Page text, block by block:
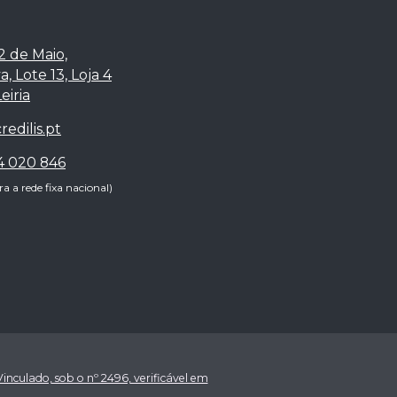
de Maio,
Lote 13, Loja 4
020 846
a rede fixa nacional)
sob o nº 2496, verificável em